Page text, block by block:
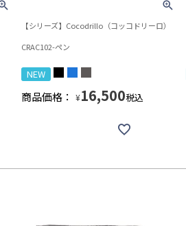
【シリーズ】Cocodrillo（コッコドリーロ）
CRAC102-ペン
NEW
商品価格： ¥16,500税込